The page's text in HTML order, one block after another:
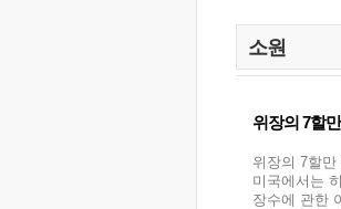
위장의 7할
위장의 7할
미국에서는
장수에 관한